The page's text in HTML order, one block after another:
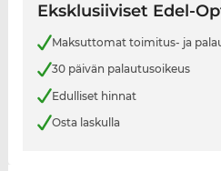
Eksklusiiviset Edel-
Maksuttomat toimitus- ja
30 päivän palautusoikeus
Edulliset hinnat
Osta laskulla